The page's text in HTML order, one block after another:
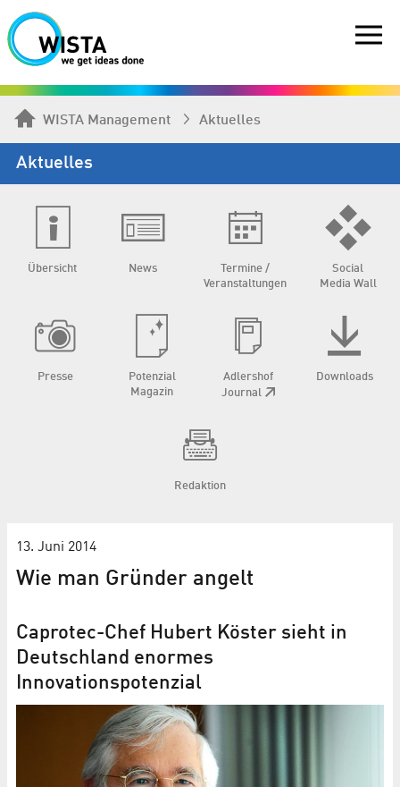
WISTA Management Aktuelles
Aktuelles
Übersicht News
Termine /
Veranstaltungen
Social
Media Wall
Presse
Potenzial
Magazin
Adlershof
Journal
Downloads
Redaktion
13. Juni 2014
Wie man Gründer angelt
Caprotec-Chef Hubert Köster sieht in
Deutschland enormes
Innovationspotenzial